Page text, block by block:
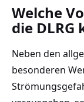
Welche
die DLRG
Neben den
besonderen